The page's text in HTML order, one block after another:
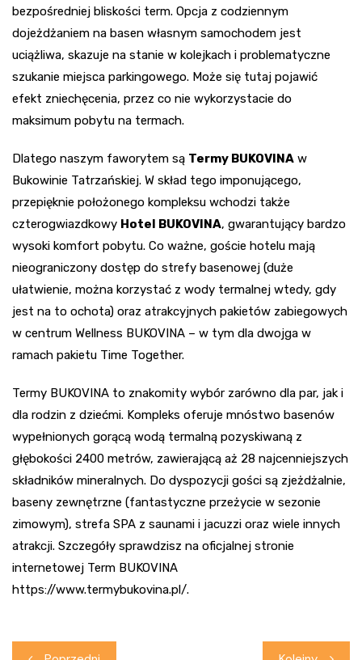
bezpośredniej bliskości term. Opcja z codziennym
dojeżdżaniem na basen własnym samochodem jest
uciążliwa, skazuje na stanie w kolejkach i problematyczne
szukanie miejsca parkingowego. Może się tutaj pojawić
efekt zniechęcenia, przez co nie wykorzystacie do
maksimum pobytu na termach.
Dlatego naszym faworytem są Termy BUKOVINA w
Bukowinie Tatrzańskiej. W skład tego imponującego,
przepięknie położonego kompleksu wchodzi także
czterogwiazdkowy Hotel BUKOVINA, gwarantujący bardzo
wysoki komfort pobytu. Co ważne, goście hotelu mają
nieograniczony dostęp do strefy basenowej (duże
ułatwienie, można korzystać z wody termalnej wtedy, gdy
jest na to ochota) oraz atrakcyjnych pakietów zabiegowych
w centrum Wellness BUKOVINA – w tym dla dwojga w
ramach pakietu Time Together.
Termy BUKOVINA to znakomity wybór zarówno dla par, jak i
dla rodzin z dziećmi. Kompleks oferuje mnóstwo basenów
wypełnionych gorącą wodą termalną pozyskiwaną z
głębokości 2400 metrów, zawierającą aż 28 najcenniejszych
składników mineralnych. Do dyspozycji gości są zjeżdżalnie,
baseny zewnętrzne (fantastyczne przeżycie w sezonie
zimowym), strefa SPA z saunami i jacuzzi oraz wiele innych
atrakcji. Szczegóły sprawdzisz na oficjalnej stronie
internetowej Term BUKOVINA
https://www.termybukovina.pl/.